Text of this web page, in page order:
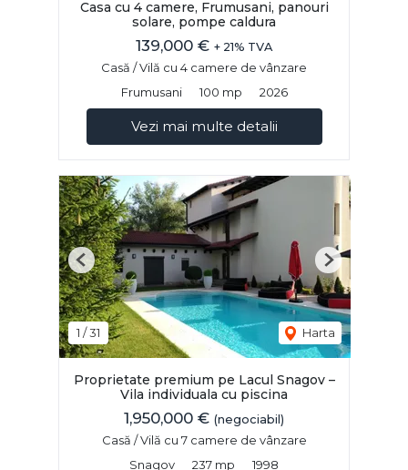
Casa cu 4 camere, Frumusani, panouri
solare, pompe caldura
139,000 € + 21% TVA
Casă / Vilă cu 4 camere de vânzare
Frumusani
100 mp 2026
Vezi mai multe detalii
1 /31 Harta
Previous Next
Proprietate premium pe Lacul Snagov –
Vila individuala cu piscina
1,950,000 € (negociabil)
Casă / Vilă cu 7 camere de vânzare
Snagov
237 mp 1998